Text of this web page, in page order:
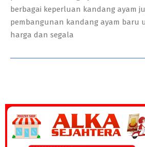
berbagai keperluan kandang ayam
pembangunan kandang ayam baru
harga dan segala